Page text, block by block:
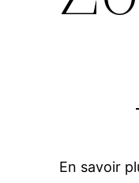
En savoir